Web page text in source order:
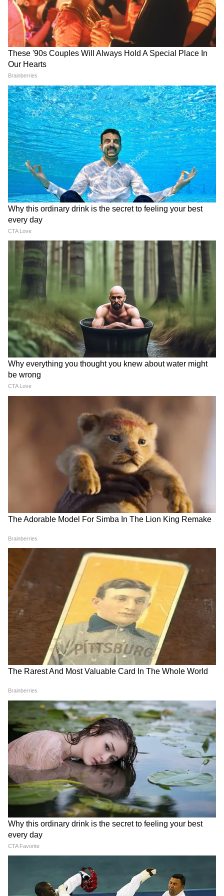
जरूरत हो सकती है।
Maharashtra Milk Prices: 11
अगस्त से बदल जाएगा दूध का रेट,
महाराष्ट्र में ₹2 प्रति लीटर बढ़ी कीमत,
जानें क्यों लिया गया फैसला
कितना खतरनाक है पाकिस्तान का
‘इस्लामिक NATO’ प्लान? भारत-
इज़राइल को लेकर ख्वाजा आसिफ
का बड़ा बयान
LATEST VIDEOS
Modi in IIT Delhi: '1 लाख करोड़..अंग्रेजी में
बोलूं', देश के युवाओं को Modi ने दिया बहुत बड़ा
टास्क
देर रात Rishabh Pant की इस शिकायत पर
CM Pushkar Dhami की पहली प्रतिक्रिया